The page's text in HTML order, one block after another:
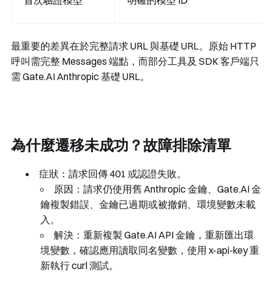
最重要的差異在於完整請求 URL 與基礎 URL。原始 HTTP
呼叫需完整 Messages 端點，而部分工具及 SDK 客戶端只
需 Gate.AI Anthropic 基礎 URL。
為什麼遷移未成功？故障排除清單
症狀：請求回傳401 或認證失敗。
原因：請求仍使用舊 Anthropic 金鑰、Gate.AI 金
鑰複製錯誤、金鑰已過期或被撤銷、環境變數未載
入。
解決：重新複製 Gate.AI API 金鑰，重新匯出環
境變數，確認應用讀取同名變數，使用 x-api-key重
新執行 curl 測試。